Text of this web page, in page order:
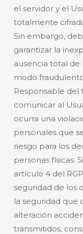
el servidor y el
totalmente
Sin embargo,
garantizar la
ausencia total
modo
Responsable
comunicar al
ocurra una
personales que
riesgo para los
personas físicas.
artículo 4 del
seguridad de los
la seguridad que
alteración
transmitidos,